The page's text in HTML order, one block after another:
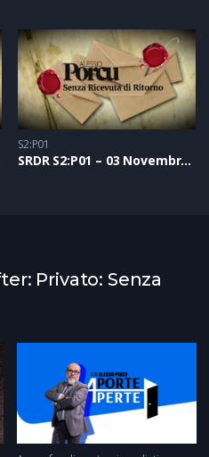
S2:P01
SRDR S2:P01 – 03 Novembre 2021
Privato: Senza